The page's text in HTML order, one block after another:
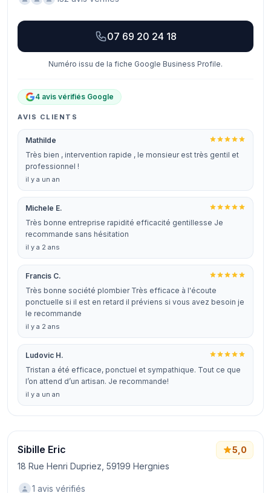
07 69 20 24 18
Numéro issu de la fiche Google Business Profile.
4 avis vérifiés Google
AVIS CLIENTS
Mathilde
Très bien , intervention rapide , le monsieur est très gentil et
professionnel !
il y a un an
Michele E.
Très bonne entreprise rapidité efficacité gentillesse Je
recommande sans hésitation
il y a 2 ans
Francis C.
Très bonne société plombier Très efficace à l'écoute
ponctuelle si il est en retard il préviens si vous avez besoin je
le recommande
il y a 2 ans
Ludovic H.
Tristan a été efficace, ponctuel et sympathique. Tout ce que
l’on attend d’un artisan. Je recommande!
il y a un an
Sibille Eric
18 Rue Henri Dupriez, 59199 Hergnies
5,0
1 avis vérifiés